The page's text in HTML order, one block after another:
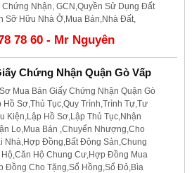
Nhận, GCN,Quyền Sử Dụng Đất
Sỡ Hữu Nhà Ở,Mua Bán,Nhà Đất,
78 60 - Mr Nguyên
Chứng Nhận Quận Gò Vấp
Mua Bán Giấy Chứng Nhận Quận Gò
Hồ Sơ,Thủ Tục,Quy Trình,Trình Tự,Tư
Kiện,Lập Hồ Sơ,Lập Thủ Tục,Nhận
Lo,Mua Bán ,Chuyển Nhượng,Cho
Nhà,Hợp Đồng,Bất Động Sản,Chung
Hộ Chung Cư,Hợp Đồng Mua
Đồng Cho Tặng,Sổ Hồng,Sổ Đỏ,Bìa